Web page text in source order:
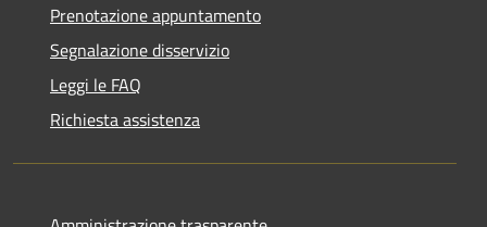
Prenotazione appuntamento
Segnalazione disservizio
Leggi le FAQ
Richiesta assistenza